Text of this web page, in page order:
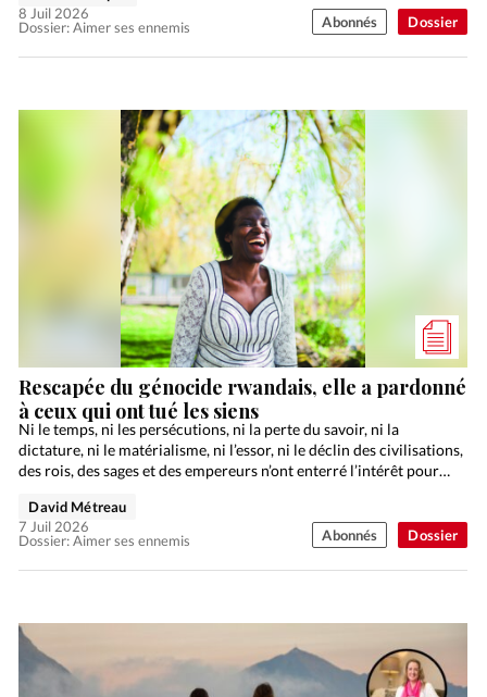
Dossier
Dossier: Aimer ses ennemis
8 Juil 2026
Abonnés
Dossier
Rescapée du génocide rwandais, elle a pardonné
à ceux qui ont tué les siens
Ni le temps, ni les persécutions, ni la perte du savoir, ni la
dictature, ni le matérialisme, ni l’essor, ni le déclin des civilisations,
des rois, des sages et des empereurs n’ont enterré l’intérêt pour…
Dossier: Aimer ses ennemis
David Métreau
7 Juil 2026
Abonnés